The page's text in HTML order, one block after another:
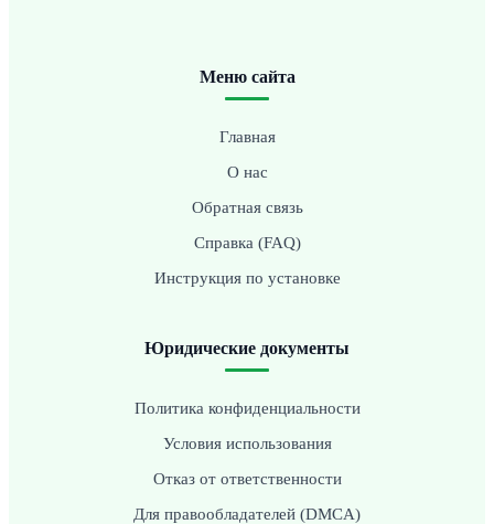
Меню сайта
Главная
О нас
Обратная связь
Справка (FAQ)
Инструкция по установке
Юридические документы
Политика конфиденциальности
Условия использования
Отказ от ответственности
Для правообладателей (DMCA)